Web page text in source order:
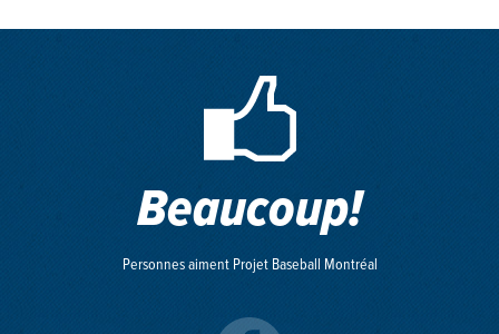
Beaucoup!
Personnes aiment Projet Baseball Montréal